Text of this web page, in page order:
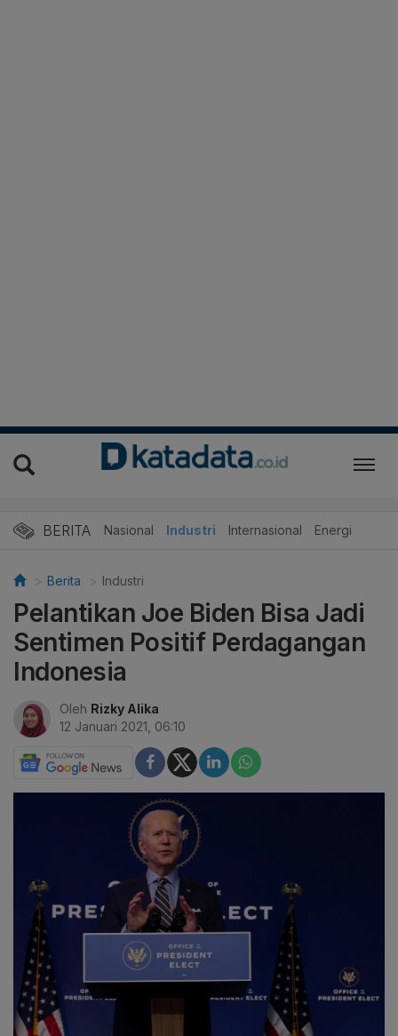
BERITA Nasional Industri Internasional Energi
Berita Industri
Pelantikan Joe Biden Bisa Jadi
Sentimen Positif Perdagangan
Indonesia
Oleh Rizky Alika
12 Januari 2021, 06:10